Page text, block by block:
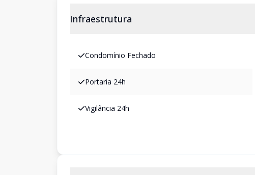
Infraestrutura
Condomínio Fechado
Portaria 24h
Vigilância 24h